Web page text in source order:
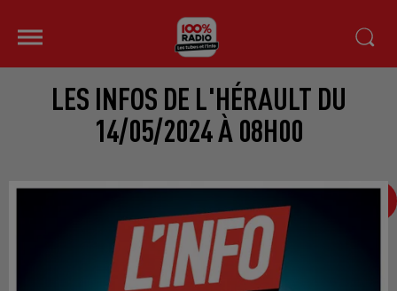
LES INFOS DE L'HÉRAULT DU
14/05/2024 À 08H00